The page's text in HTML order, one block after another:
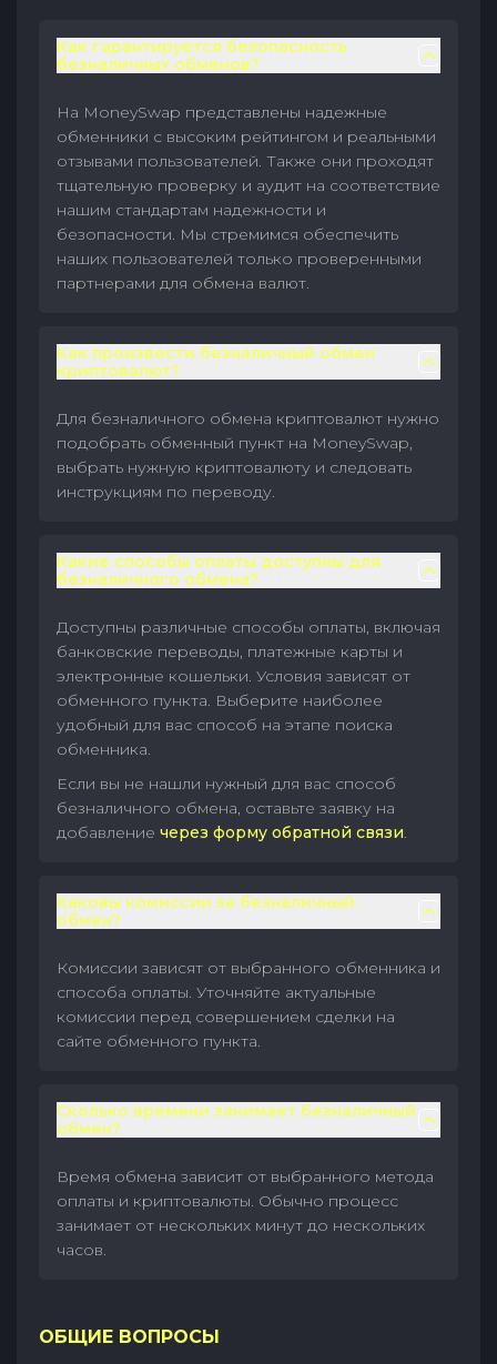
Как гарантируется безопасность
безналичных обменов?
На MoneySwap представлены надежные
обменники с высоким рейтингом и реальными
отзывами пользователей. Также они проходят
тщательную проверку и аудит на соответствие
нашим стандартам надежности и
безопасности. Мы стремимся обеспечить
наших пользователей только проверенными
партнерами для обмена валют.
Как произвести безналичный обмен
криптовалют?
Для безналичного обмена криптовалют нужно
подобрать обменный пункт на MoneySwap,
выбрать нужную криптовалюту и следовать
инструкциям по переводу.
Какие способы оплаты доступны для
безналичного обмена?
Доступны различные способы оплаты, включая
банковские переводы, платежные карты и
электронные кошельки. Условия зависят от
обменного пункта. Выберите наиболее
удобный для вас способ на этапе поиска
обменника.
Если вы не нашли нужный для вас способ
безналичного обмена, оставьте заявку на
добавление через форму обратной связи.
Каковы комиссии за безналичный
обмен?
Комиссии зависят от выбранного обменника и
способа оплаты. Уточняйте актуальные
комиссии перед совершением сделки на
сайте обменного пункта.
Сколько времени занимает безналичный
обмен?
Время обмена зависит от выбранного метода
оплаты и криптовалюты. Обычно процесс
занимает от нескольких минут до нескольких
часов.
ОБЩИЕ ВОПРОСЫ